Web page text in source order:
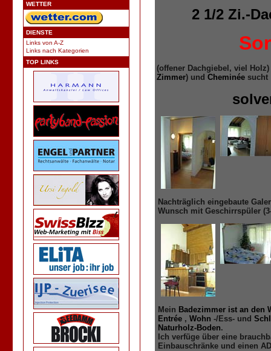
WETTER
DIENSTE
Links von A-Z
Links nach Kategorien
TOP LINKS
2 1/2 Zi.-
(offener Dachgiebel, viel
Zimmer) und Cheminéesucht
Nachträglich eingebaute
Wunsch mit Geschirrspüler
Mein Badezimmer ist an den
Entrée, Wohn -/Ess- und
Naturholz-Boden.
Ich verfüge über eine
Einbauschränke und einen